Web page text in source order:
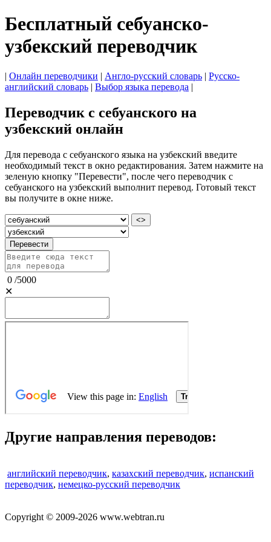
Бесплатный себуанско-
узбекский переводчик
| Онлайн переводчики | Англо-русский словарь | Русско-
английский словарь | Выбор языка перевода |
Переводчик с себуанского на
узбекский онлайн
Для перевода с себуанского языка на узбекский введите
необходимый текст в окно редактирования. Затем нажмите на
зеленую кнопку "Перевести", после чего переводчик с
себуанского на узбекский выполнит перевод. Готовый текст
вы получите в окне ниже.
<>
Перевести
0 /5000
✕
Другие направления переводов:
английский переводчик, казахский переводчик, испанский
переводчик, немецко-русский переводчик
Copyright © 2009-2026 www.webtran.ru